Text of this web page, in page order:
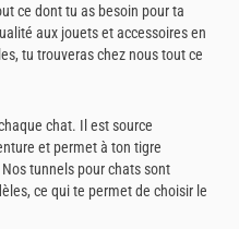
ce dont tu as besoin pour ta
aux jouets et accessoires en
tu trouveras chez nous tout ce
chat. Il est source
et permet à ton tigre
tunnels pour chats sont
ce qui te permet de choisir le